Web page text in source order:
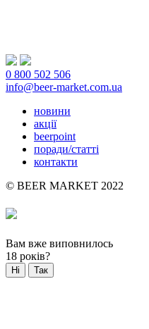
0 800 502 506
info@beer-market.com.ua
новини
акції
beerpoint
поради/статті
контакти
© BEER MARKET 2022
Вам вже виповнилось
18 років?
Ні Так